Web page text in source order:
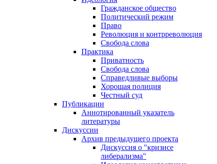
Гражданское общество
Политический режим
Право
Революция и контрреволюция
Свобода слова
Практика
Приватность
Свобода слова
Справедливые выборы
Хорошая полиция
Честный суд
Публикации
Аннотированный указатель
литературы
Дискуссии
Архив предыдущего проекта
Дискуссия о "кризисе
либерализма"